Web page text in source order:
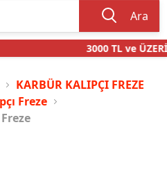
Ara
3000 TL ve ÜZERİ
KARBÜR KALIPÇI FREZE
Freze